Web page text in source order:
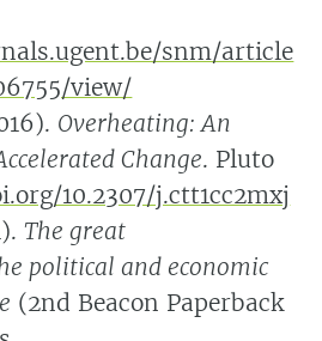
snm/article
view/
Overheating: An
Change. Pluto
10.2307/j.ctt1cc2mxj
The great
political and economic
(2nd Beacon Paperback